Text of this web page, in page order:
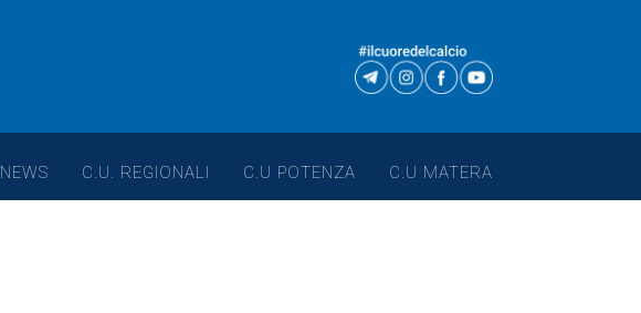
NEWS C.U. REGIONALI C.U POTENZA C.U MATERA